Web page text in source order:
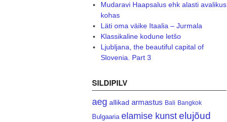
Mudaravi Haapsalus ehk alasti avalikus
kohas
Läti oma väike Itaalia – Jurmala
Klassikaline kodune letšo
Ljubljana, the beautiful capital of
Slovenia. Part 3
SILDIPILV
aeg allikad armastus Bali Bangkok
Bulgaaria elamise kunst elujõud